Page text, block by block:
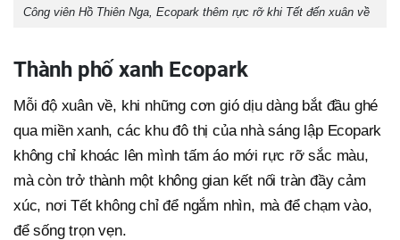
Công viên Hồ Thiên Nga, Ecopark thêm rực rỡ khi Tết đến xuân về
Thành phố xanh Ecopark
Mỗi độ xuân về, khi những cơn gió dịu dàng bắt đầu ghé
qua miền xanh, các khu đô thị của nhà sáng lập Ecopark
không chỉ khoác lên mình tấm áo mới rực rỡ sắc màu,
mà còn trở thành một không gian kết nối tràn đầy cảm
xúc, nơi Tết không chỉ để ngắm nhìn, mà để chạm vào,
để sống trọn vẹn.